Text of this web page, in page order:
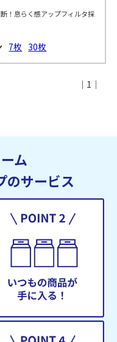
！息らく感アップフィルタ採
7枚 30枚
｜1｜
ム
のサービス